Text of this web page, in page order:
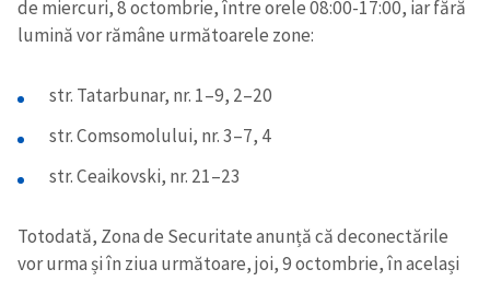
de miercuri, 8 octombrie, între orele 08:00-17:00, iar fără
lumină vor rămâne următoarele zone:
str. Tatarbunar, nr. 1–9, 2–20
str. Comsomolului, nr. 3–7, 4
str. Ceaikovski, nr. 21–23
Totodată, Zona de Securitate anunță că deconectările
vor urma și în ziua următoare, joi, 9 octombrie, în același